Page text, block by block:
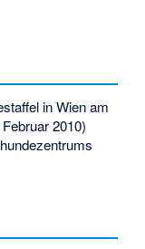
in Wien am
2010)